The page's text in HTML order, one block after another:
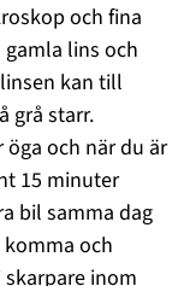
och fina
lins och
kan till
grå starr.
och när du är
15 minuter
bil samma dag
och
inom